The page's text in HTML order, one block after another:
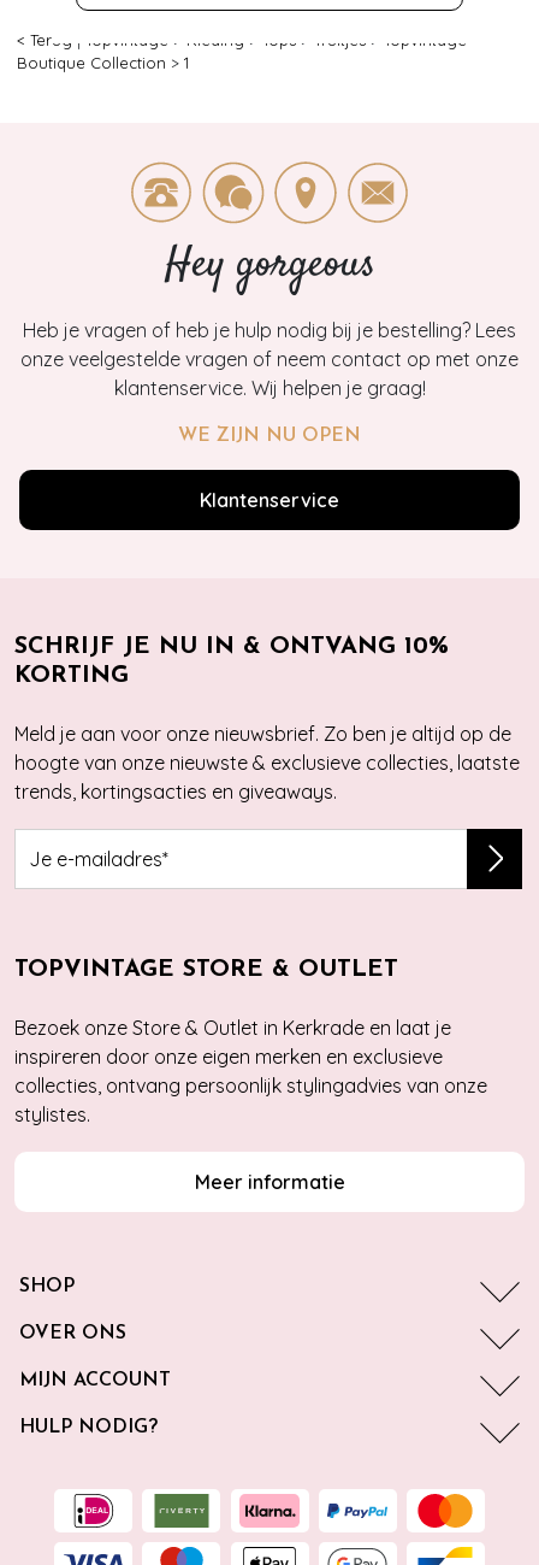
< Terug | Topvintage > Kleding > Tops > Truitjes >
Topvintage
Boutique Collection > 1
Hey gorgeous
Heb je vragen of heb je hulp nodig bij je bestelling? Lees
onze veelgestelde vragen of neem contact op met onze
klantenservice. Wij helpen je graag!
WE ZIJN NU OPEN
Klantenservice
SCHRIJF JE NU IN & ONTVANG 10%
KORTING
Meld je aan voor onze nieuwsbrief. Zo ben je altijd op de
hoogte van onze nieuwste & exclusieve collecties, laatste
trends, kortingsacties en giveaways.
TOPVINTAGE STORE & OUTLET
Bezoek onze Store & Outlet in Kerkrade en laat je
inspireren door onze eigen merken en exclusieve
collecties, ontvang persoonlijk stylingadvies van onze
stylistes.
Meer informatie
SHOP
OVER ONS
MIJN ACCOUNT
HULP NODIG?